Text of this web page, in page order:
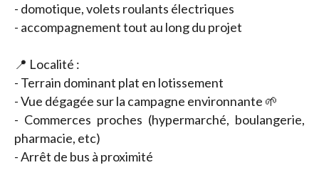
- domotique, volets roulants électriques
- accompagnement tout au long du projet
📍 Localité :
- Terrain dominant plat en lotissement
- Vue dégagée sur la campagne environnante 🌱
- Commerces proches (hypermarché, boulangerie,
pharmacie, etc)
- Arrêt de bus à proximité